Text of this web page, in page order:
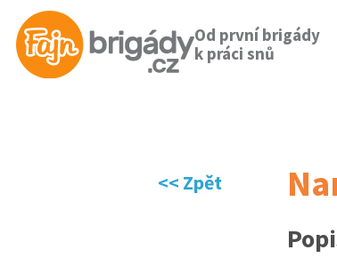
Od první brigády
k práci snů
<< Zpět